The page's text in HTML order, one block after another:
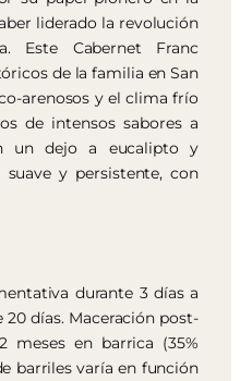
liderado la revolución
Este Cabernet Franc
de la familia en San
arenosos y el clima frío
de intensos sabores a
un dejo a eucalipto y
y persistente, con
durante 3 días a
20 días. Maceración post-
meses en barrica (35%
barriles varía en función